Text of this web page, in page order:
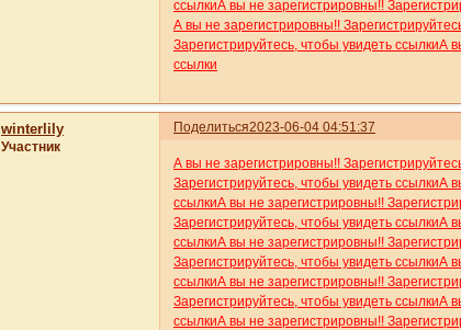
ссылкиА вы не зарегистрировны!!
А вы не зарегистрировны!!
Зарегистрируйтесь, чтобы увидеть ссылкиА
ссылки
Поделиться2023-06-04 04:51:37
winterlily
Участник
А вы не зарегистрировны!!
Зарегистрируйтесь, чтобы увидеть ссылкиА
ссылкиА вы не зарегистрировны!!
Зарегистрируйтесь, чтобы увидеть ссылкиА
ссылкиА вы не зарегистрировны!!
Зарегистрируйтесь, чтобы увидеть ссылкиА
ссылкиА вы не зарегистрировны!!
Зарегистрируйтесь, чтобы увидеть ссылкиА
ссылкиА вы не зарегистрировны!!